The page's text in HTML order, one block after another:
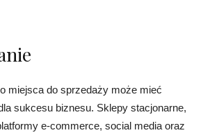
miejsca do sprzedaży może mieć
sukcesu biznesu. Sklepy stacjonarne,
e-commerce, social media oraz